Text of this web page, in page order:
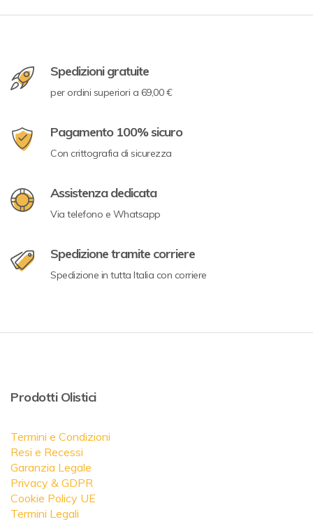
Spedizioni gratuite
per ordini superiori a 69,00 €
Pagamento 100% sicuro
Con crittografia di sicurezza
Assistenza dedicata
Via telefono e Whatsapp
Spedizione tramite corriere
Spedizione in tutta Italia con corriere
Prodotti Olistici
Termini e Condizioni
Resi e Recessi
Garanzia Legale
Privacy & GDPR
Cookie Policy UE
Termini Legali